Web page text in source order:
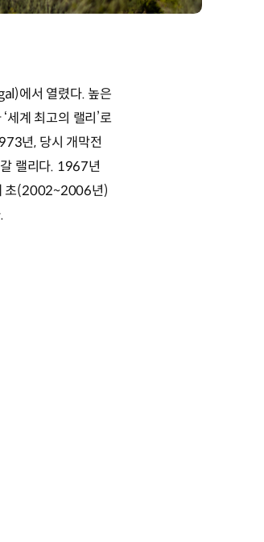
에서 열렸다. 높은
계 최고의 랠리’로
년, 당시 개막전
랠리다. 1967년
초(2002~2006년)